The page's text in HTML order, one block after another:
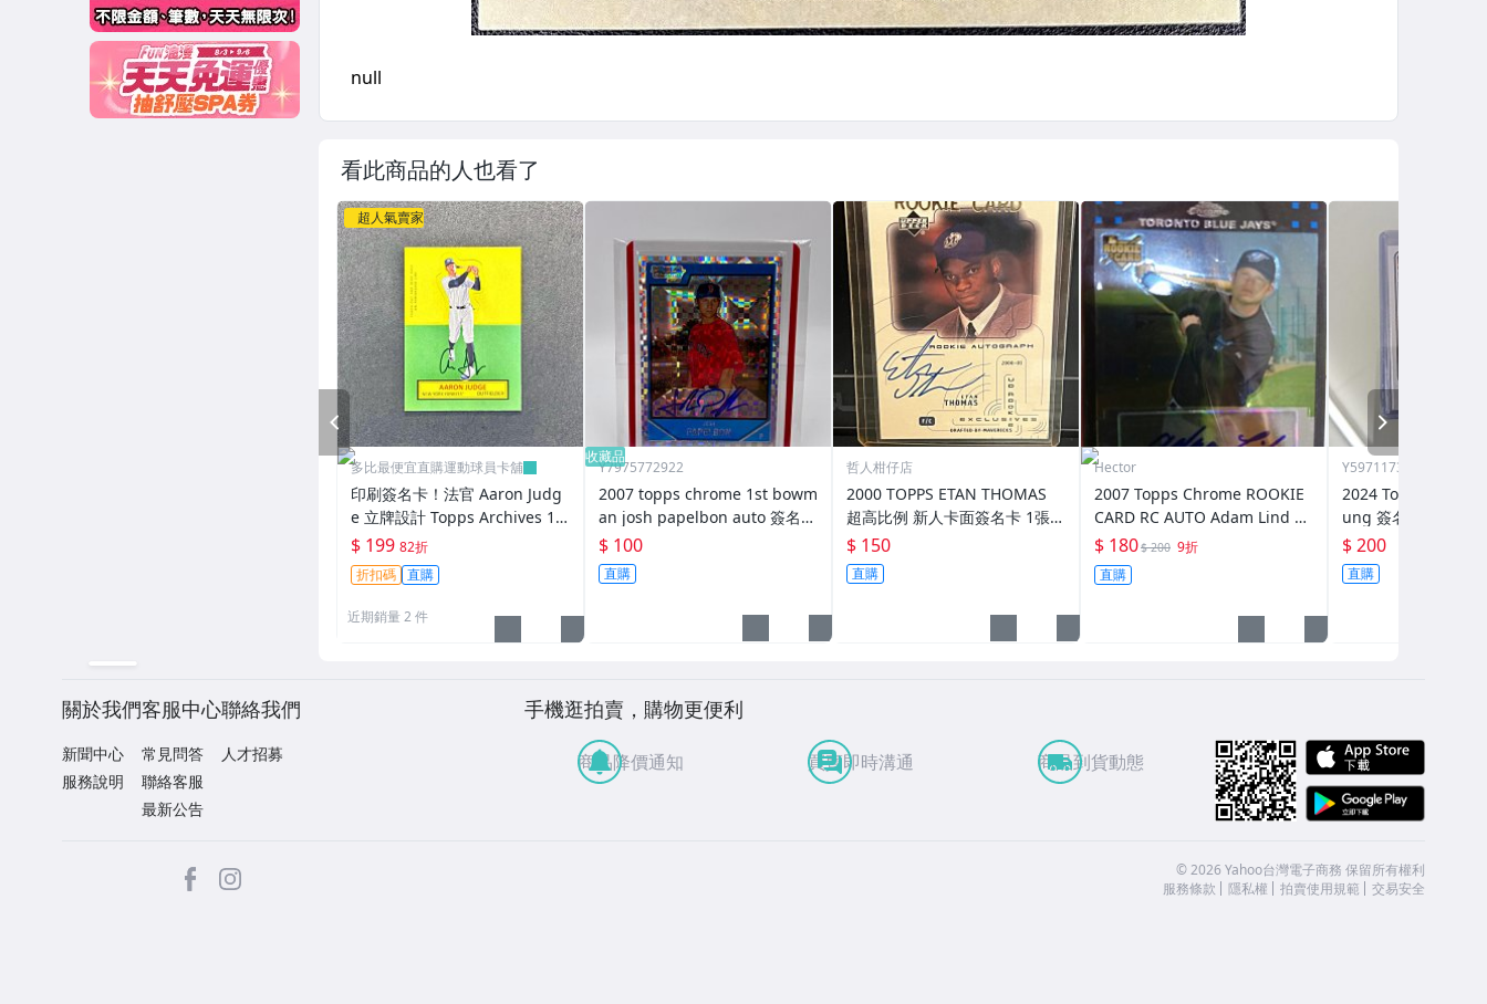
看此商品的人也看了
超人氣賣家
多比最便宜直購運動球員卡舖
印刷簽名卡！法官 Aaron Judg
e 立牌設計 Topps Archives 19
64 Stand-Ups 2025 球員卡 棒
球卡 MLB 紐約洋基隊
$ 199 82折
折扣碼 直購
近期銷量 2 件
收藏品
Y7975772922
2007 topps chrome 1st bowm
an josh papelbon auto 簽名卡
/225
$ 100
直購
哲人柑仔店
2000 TOPPS ETAN THOMAS
超高比例 新人卡面簽名卡 1張
NO.ET
$ 150
直購
Hector
2007 Topps Chrome ROOKIE
CARD RC AUTO Adam Lind 新
人簽名卡
$ 180$ 200 9折
直購
Y5971173809
2024 Topps
ung 簽名 Auto
$ 200
直購
PREV
關於我們
新聞中心
服務說明
客服中心
常見問答
聯絡客服
最新公告
聯絡我們
人才招募
手機逛拍賣，購物更便利
商品降價通知 買賣即時溝通 商品到貨動態
facebook ©2026 Yahoo台灣電子商務 保留所有權利
服務條款
隱私權 拍賣使用規範 交易安全